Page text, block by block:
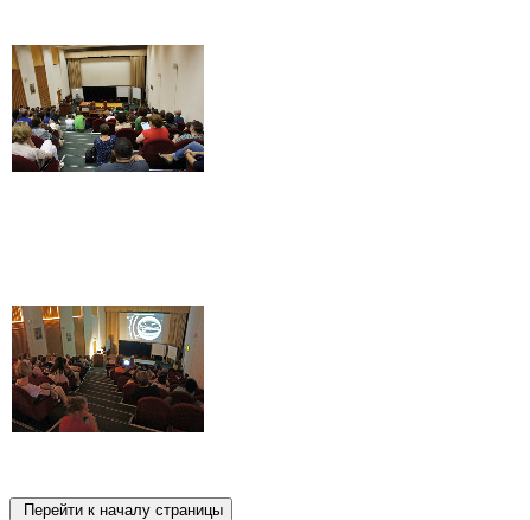
Перейти к началу страницы